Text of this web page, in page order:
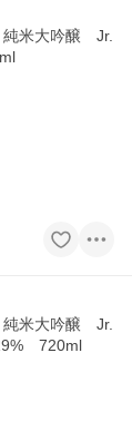
米大吟醸 Jr.
米大吟醸 Jr.
720ml